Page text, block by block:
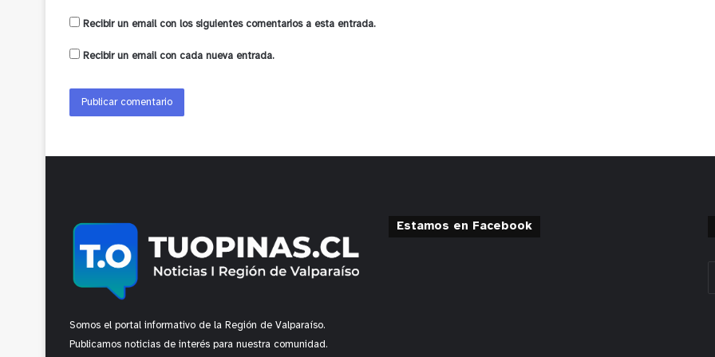
Recibir un email con los siguientes comentarios a esta entrada.
Recibir un email con cada nueva entrada.
Somos el portal informativo de la Región de Valparaíso.
Publicamos noticias de interés para nuestra comunidad.
Estamos en Facebook